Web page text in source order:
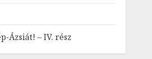
Ázsiát! – IV. rész